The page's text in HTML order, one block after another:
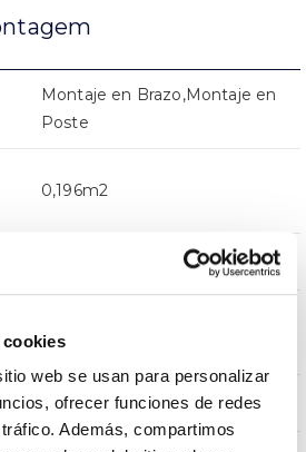
cookies
web se usan para personalizar
ofrecer funciones de redes
Además, compartimos
Montaje en Brazo,Montaje en
Poste
0,196m2
Poste
NÃO